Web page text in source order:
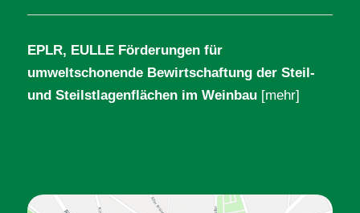
EPLR, EULLE Förderungen für
umweltschonende Bewirtschaftung der Steil-
und Steilstlagenflächen im Weinbau [mehr]